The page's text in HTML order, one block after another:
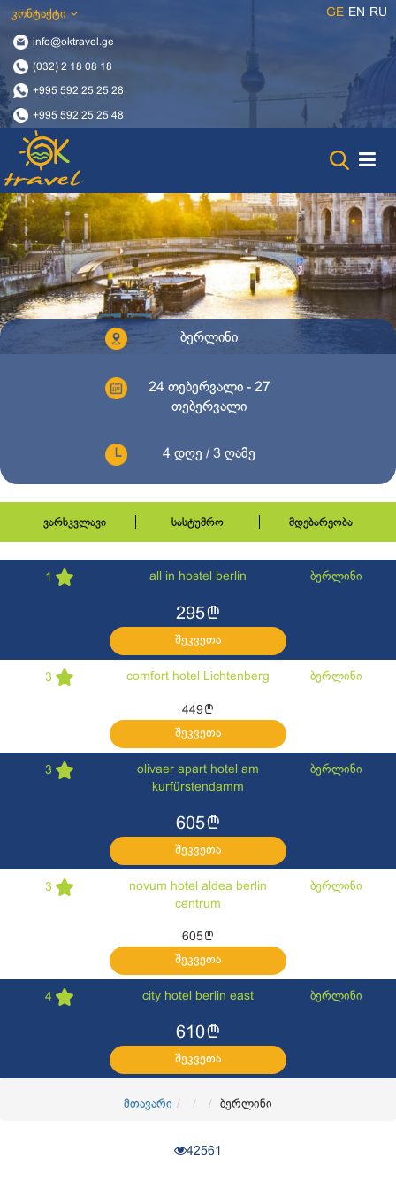
კონტაქტი
info@oktravel.ge
(032) 2 18 08 18
+995 592 25 25 28
+995 592 25 25 48
GE EN RU
ბერლინი
24 თებერვალი - 27
თებერვალი
4 დღე / 3 ღამე
ვარსკვლავი სასტუმრო მდებარეობა
1 all in hostel berlin ბერლინი
295l
შეკვეთა
3 comfort hotel Lichtenberg ბერლინი
449l
შეკვეთა
3
olivaer apart hotel am
kurfürstendamm
ბერლინი
605l
შეკვეთა
3
novum hotel aldea berlin
centrum
ბერლინი
605l
შეკვეთა
4 city hotel berlin east ბერლინი
610l
შეკვეთა
მთავარი ბერლინი
42561